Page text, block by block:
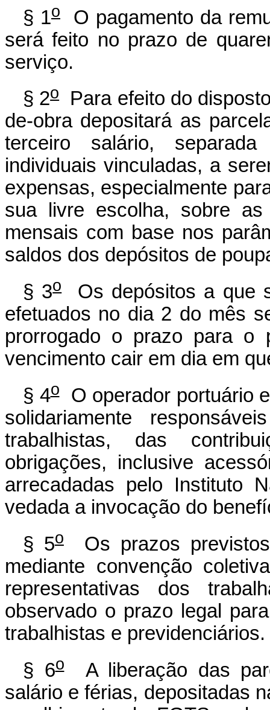
§ 1o
O pagamento da
será feito no prazo de
serviço.
§ 2oPara efeito do
de-obra depositará as
terceiro salário,
individuais vinculadas, a
expensas, especialmente
sua livre escolha, sobre as
mensais com base nos
saldos dos depósitos de
§ 3oOs depósitos a que
efetuados no dia 2 do mês
prorrogado o prazo para o
vencimento cair em dia em
§ 4oO operador portuário
solidariamente
trabalhistas, das
obrigações, inclusive
arrecadadas pelo Instituto
vedada a invocação do
§ 5oOs prazos previstos
mediante convenção
representativas dos
observado o prazo legal
trabalhistas e previdenciários.
§ 6oA liberação das
salário e férias, depositadas